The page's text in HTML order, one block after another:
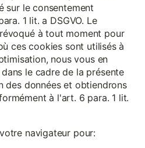
sur le consentement
1 lit. a DSGVO. Le
à tout moment pour
ces cookies sont utilisés à
nous vous en
le cadre de la présente
des données et obtiendrons
à l'art. 6 para. 1 lit.
navigateur pour: